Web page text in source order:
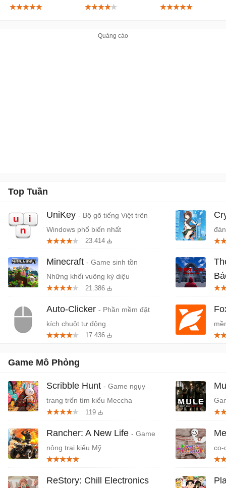
đóng
Top Tuần
UniKey - Bộ gõ tiếng Việt trên
Windows phổ biến nhất
23.414
Minecraft - Game sinh tồn
Những khối vuông kỳ diệu
21.386
Auto-Clicker - Phần mềm đặt
kích chuột tự động
17.436
Game Mô Phỏng
Scribble Hunt - Game ngụy
trang trốn tìm kiểu Meccha
Chameleon
119
Rancher: A New Life - Game
nông trại kiểu Mỹ
ReStory: Chill Electronics
co-